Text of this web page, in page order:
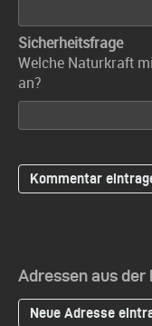
Sicherheitsfrage
Welche Naturkraft
an?
Adressen aus der
Neue Adresse